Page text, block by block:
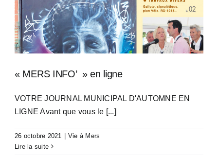
« MERS INFO’ » en ligne
VOTRE JOURNAL MUNICIPAL D'AUTOMNE EN
LIGNE Avant que vous le [...]
26 octobre 2021
Vie à Mers
Lire la suite